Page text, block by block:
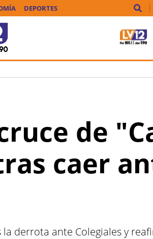
DEPORTES
de
caer
derrota ante Colegiales y